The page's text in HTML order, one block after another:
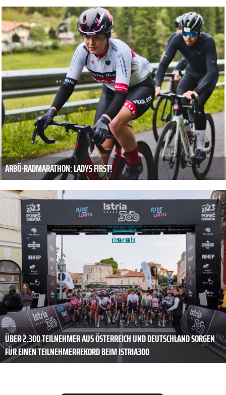
ARBÖ-RADMARATHON: LADYS FIRST!
ÜBER 2.300 TEILNEHMER AUS ÖSTERREICH UND DEUTSCHLAND SORGEN
FÜR EINEN TEILNEHMERREKORD BEIM ISTRIA300